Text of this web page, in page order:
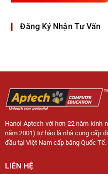
Đăng Ký Nhận Tư Vấn
Hanoi-Aptech với hơn 22 năm kinh
năm 2001) tự hào là nhà cung cấp
đầu tại Việt Nam cấp bằng Quốc Tế.
LIÊN HỆ